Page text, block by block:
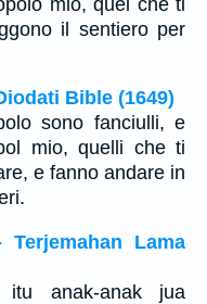
il sentiero per
Bible (1649)
sono fanciulli, e
mio, quelli che ti
e fanno andare in
Terjemahan Lama
itu anak-anak jua